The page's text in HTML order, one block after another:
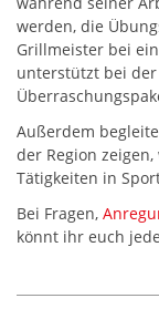
werden, die
Grillmeister bei
unterstützt bei der
Außerdem
der Region
Tätigkeiten in
Bei Fragen,
könnt ihr euch